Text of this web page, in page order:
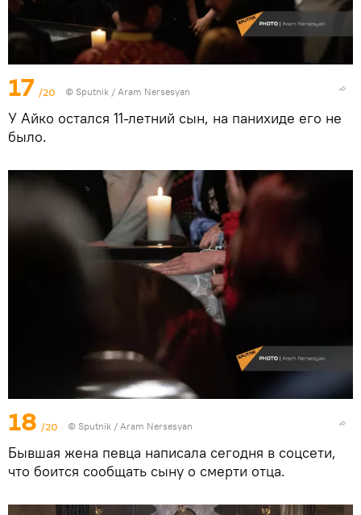
17 /20 © Sputnik / Aram Nersesyan
У Айко остался 11-летний сын, на панихиде его не
было.
18 /20 © Sputnik / Aram Nersesyan
Бывшая жена певца написала сегодня в соцсети,
что боится сообщать сыну о смерти отца.